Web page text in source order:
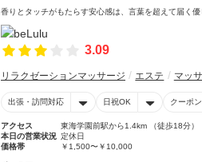
香りとタッチがもたらす安心感は、言葉を超えて届く
3.09
リラクゼーションマッサージ エステ マッ
出張・訪問対応 日祝OK クーポ
アクセス
東海学園前駅から1.4km （徒歩18分）
本日の営業状況 定休日
価格帯
￥1,500〜￥10,000